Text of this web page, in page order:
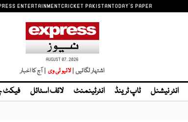
ENTERTAINMENTCRICKET PAKISTANTODAY'S PAPER
AUGUST 07, 2026
اشتہار لگائیں | | آج کا اخبار
انٹر نیشنل ٹاپ ٹرینڈ انٹرٹینمنٹ لائف اسٹائل